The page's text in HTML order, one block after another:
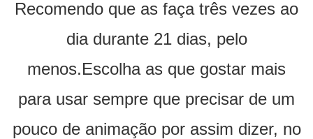
Recomendo que as faça três vezes ao
dia durante 21 dias, pelo
menos.Escolha as que gostar mais
para usar sempre que precisar de um
pouco de animação por assim dizer, no